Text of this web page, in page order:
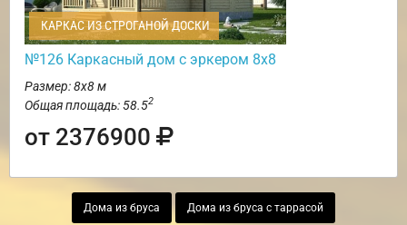
КАРКАС ИЗ СТРОГАНОЙ ДОСКИ
№126 Каркасный дом с эркером 8х8
Размер: 8х8 м
Общая площадь: 58.52
от 2376900
Дома из бруса Дома из бруса с таррасой